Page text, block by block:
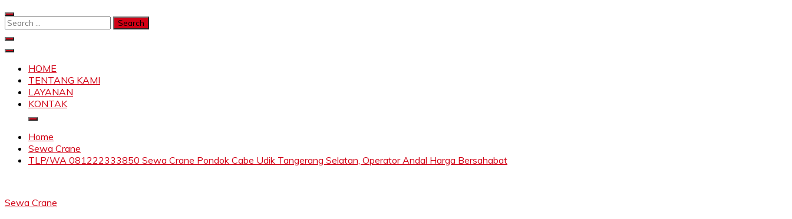
Skip
to
Search
HOME
TENTANG KAMI
LAYANAN
KONTAK
Home
Sewa Crane
TLP/WA 081222333850 Sewa Crane Pondok Cabe Udik Tangerang Selatan, Operator Andal Harga Bersahabat
Sewa Crane